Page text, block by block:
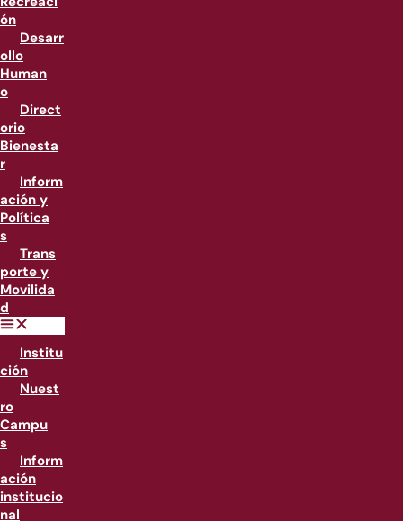
ón
Desarr
ollo
Human
o
Direct
orio
Bienesta
r
Inform
ación y
Política
s
Trans
porte y
Movilida
d
Institu
ción
Nuest
ro
Campu
s
Inform
ación
institucio
nal